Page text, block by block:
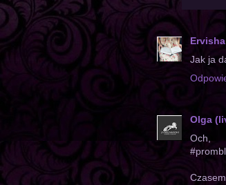
Ervisha
Jak ja
Olga
Och,